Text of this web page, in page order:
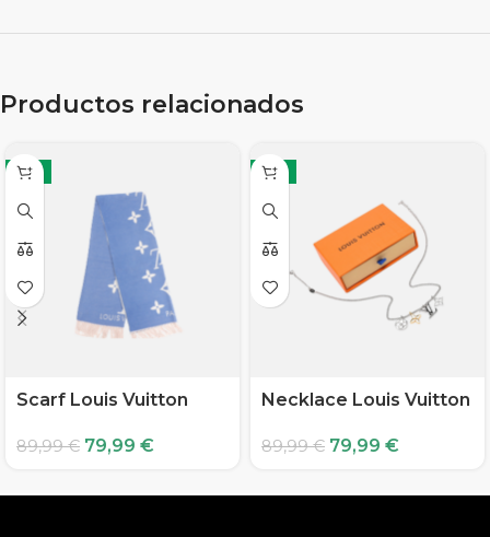
Productos relacionados
-11%
Scarf Louis Vuitton
89,99€ 79,99 €
-11%
Necklace Louis Vuitton
89,99€ 79,99 €